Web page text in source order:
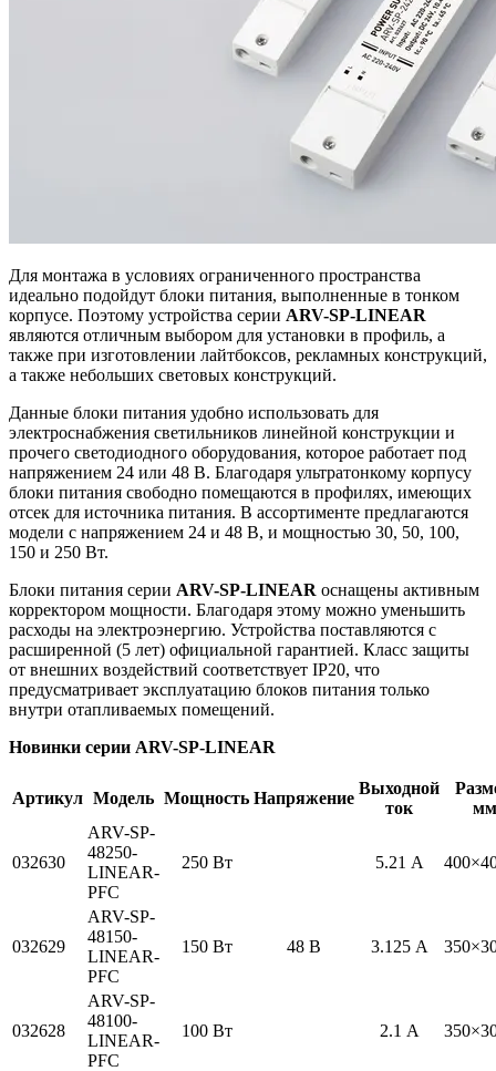
Для монтажа в условиях ограниченного пространства
идеально подойдут блоки питания, выполненные в тонком
корпусе. Поэтому устройства серии ARV-SP-LINEAR
являются отличным выбором для установки в профиль, а
также при изготовлении лайтбоксов, рекламных конструкций,
а также небольших световых конструкций.
Данные блоки питания удобно использовать для
электроснабжения светильников линейной конструкции и
прочего светодиодного оборудования, которое работает под
напряжением 24 или 48 В. Благодаря ультратонкому корпусу
блоки питания свободно помещаются в профилях, имеющих
отсек для источника питания. В ассортименте предлагаются
модели с напряжением 24 и 48 В, и мощностью 30, 50, 100,
150 и 250 Вт.
Блоки питания серии ARV-SP-LINEAR оснащены активным
корректором мощности. Благодаря этому можно уменьшить
расходы на электроэнергию. Устройства поставляются с
расширенной (5 лет) официальной гарантией. Класс защиты
от внешних воздействий соответствует IP20, что
предусматривает эксплуатацию блоков питания только
внутри отапливаемых помещений.
Новинки серии ARV-SP-LINEAR
Артикул Модель Мощность Напряжение
Выходной
ток
мм
032630
ARV-SP-
48250-
LINEAR-
PFC
250 Вт
48 В
5.21 А
032629
ARV-SP-
48150-
LINEAR-
PFC
150 Вт 3.125 А
032628
ARV-SP-
48100-
LINEAR-
PFC
100 Вт 2.1 А